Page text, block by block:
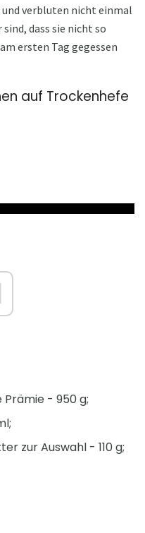
verbluten nicht einmal
dass sie nicht so
ersten Tag gegessen
auf Trockenhefe
- 950 g;
zur Auswahl - 110 g;